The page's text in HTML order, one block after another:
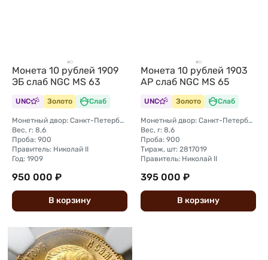
Монета 10 рублей 1909
ЭБ слаб NGC MS 63
UNC Золото Слаб
Монетный двор: Санкт-Петербургский монетный двор
Вес, г: 8,6
Проба: 900
Правитель: Николай II
Год: 1909
950 000 ₽
В корзину
Монета 10 рублей 1903
АР слаб NGC MS 65
UNC Золото Слаб
Монетный двор: Санкт-Петербургский монетный двор
Вес, г: 8,6
Проба: 900
Тираж, шт: 2817019
Правитель: Николай II
395 000 ₽
В корзину